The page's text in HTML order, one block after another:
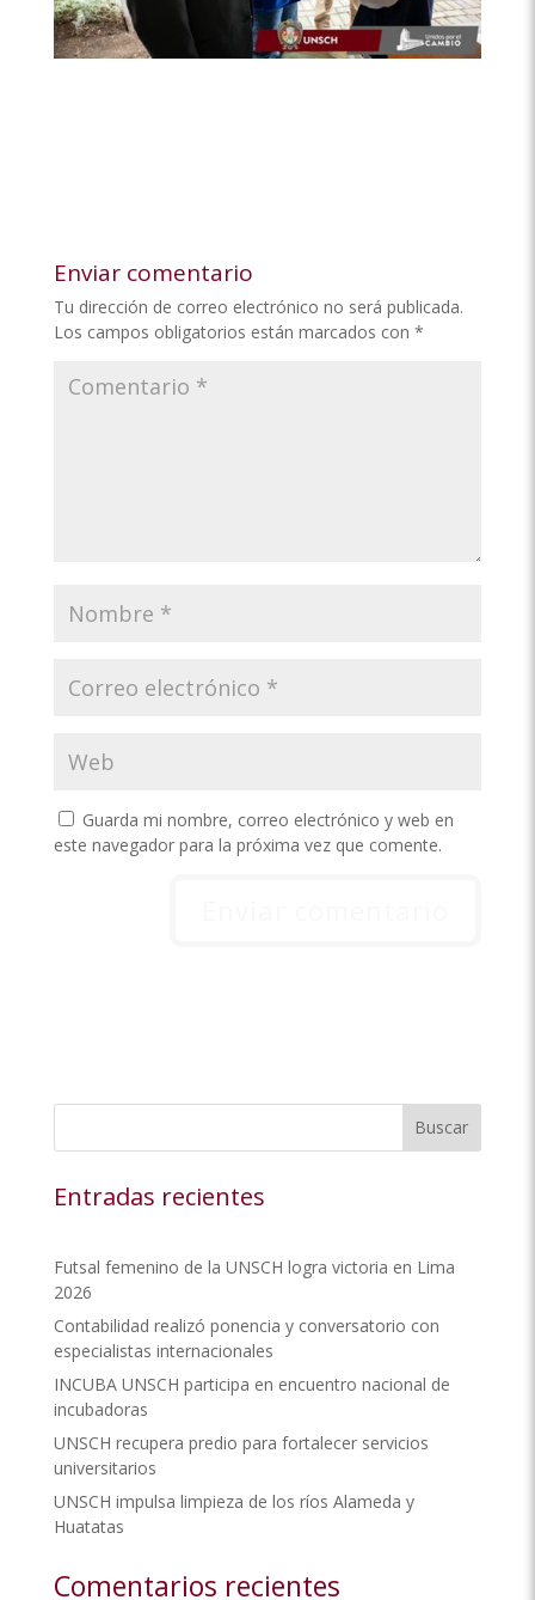
Enviar comentario
Tu dirección de correo electrónico no será publicada.
Los campos obligatorios están marcados con *
Guarda mi nombre, correo electrónico y web en
este navegador para la próxima vez que comente.
Buscar
Entradas recientes
Futsal femenino de la UNSCH logra victoria en Lima
2026
Contabilidad realizó ponencia y conversatorio con
especialistas internacionales
INCUBA UNSCH participa en encuentro nacional de
incubadoras
UNSCH recupera predio para fortalecer servicios
universitarios
UNSCH impulsa limpieza de los ríos Alameda y
Huatatas
Comentarios recientes